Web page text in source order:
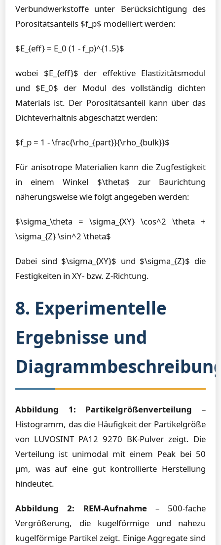
Verbundwerkstoffe unter Berücksichtigung des
Porositätsanteils $f_p$ modelliert werden:
$E_{eff} = E_0 (1 - f_p)^{1.5}$
wobei $E_{eff}$ der effektive Elastizitätsmodul
und $E_0$ der Modul des vollständig dichten
Materials ist. Der Porositätsanteil kann über das
Dichteverhältnis abgeschätzt werden:
$f_p = 1 - \frac{\rho_{part}}{\rho_{bulk}}$
Für anisotrope Materialien kann die Zugfestigkeit
in einem Winkel $\theta$ zur Baurichtung
näherungsweise wie folgt angegeben werden:
$\sigma_\theta = \sigma_{XY} \cos^2 \theta +
\sigma_{Z} \sin^2 \theta$
Dabei sind $\sigma_{XY}$ und $\sigma_{Z}$ die
Festigkeiten in XY- bzw. Z-Richtung.
8. Experimentelle
Ergebnisse und
Abbildung 1: Partikelgrößenverteilung –
Histogramm, das die Häufigkeit der Partikelgröße
von LUVOSINT PA12 9270 BK-Pulver zeigt. Die
Verteilung ist unimodal mit einem Peak bei 50
µm, was auf eine gut kontrollierte Herstellung
hindeutet.
Abbildung 2: REM-Aufnahme– 500-fache
Vergrößerung, die kugelförmige und nahezu
kugelförmige Partikel zeigt. Einige Aggregate sind